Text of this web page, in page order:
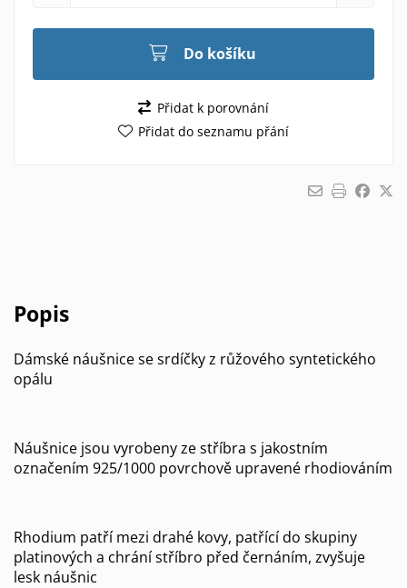
Do košíku
Přidat k porovnání
Přidat do seznamu přání
Popis
Dámské náušnice se srdíčky z růžového syntetického
opálu
Náušnice jsou vyrobeny ze stříbra s jakostním
označením 925/1000 povrchově upravené rhodiováním
Rhodium patří mezi drahé kovy, patřící do skupiny
platinových a chrání stříbro před černáním, zvyšuje
lesk náušnic